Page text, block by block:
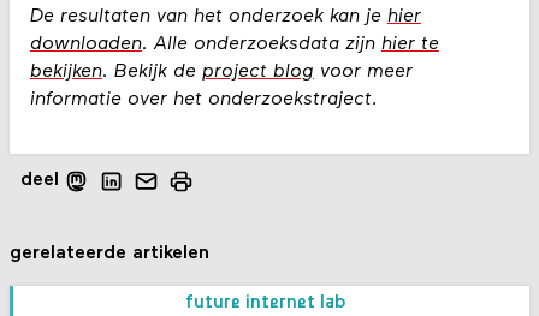
De resultaten van het onderzoek kan je hier
downloaden. Alle onderzoeksdata zijn hier te
bekijken. Bekijk de project blog voor meer
informatie over het onderzoekstraject.
deel
gerelateerde artikelen
future internet lab